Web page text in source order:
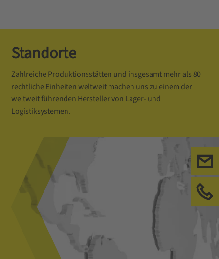
Standorte
Zahlreiche Produktionsstätten und insgesamt mehr als 80
rechtliche Einheiten weltweit machen uns zu einem der
weltweit führenden Hersteller von Lager- und
Logistiksystemen.